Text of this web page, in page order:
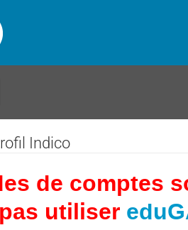
Indico
de comptes
utiliser